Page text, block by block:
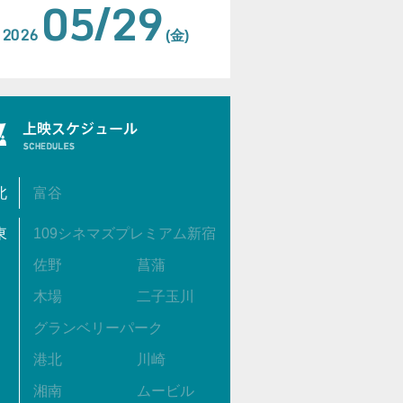
2026 05/29 (金)
富谷
109シネマズプレミアム新宿
佐野 菖蒲
木場 二子玉川
グランベリーパーク
港北 川崎
湘南 ムービル